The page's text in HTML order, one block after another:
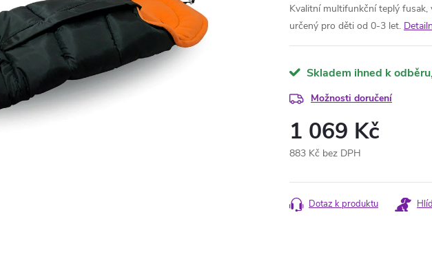
Kvalitní multifunkční teplý
určený pro děti od 0-3 let.
Skladem ihned k odběru
Možnosti doručení
1 069 Kč
883 Kč bez DPH
cena:
Dotaz k produktu